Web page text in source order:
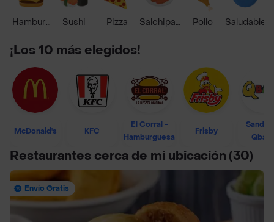
HamburguesaSushi Pizza Salchipapas Pollo Saludable
¡Los 10 más elegidos!
McDonald's KFC
El Corral -
Hamburguesa
Frisby
Restaurantes cerca de mi ubicación (30)
Envío Gratis